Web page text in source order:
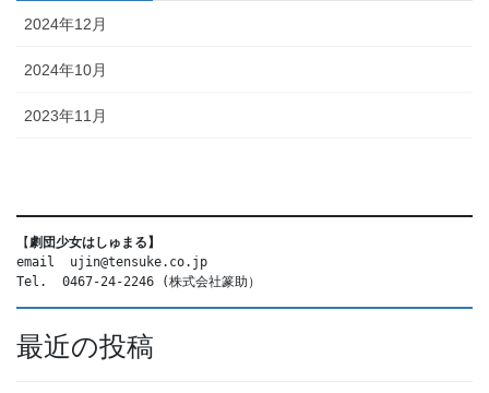
2024年12月
2024年10月
2023年11月
【劇団少女はしゅまる】
email  ujin@tensuke.co.jp
Tel.  0467-24-2246 (株式会社篆助）
最近の投稿